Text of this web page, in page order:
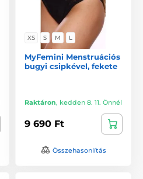
XS S M L
MyFemini Menstruációs
bugyi csipkével, fekete
Raktáron, kedden 8. 11. Önnél
9 690 Ft
Összehasonlítás